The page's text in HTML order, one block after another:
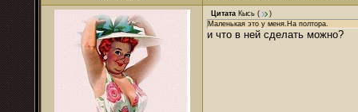
Цитата Кысь (
)
Маленькая это у меня.На полтора.
и что в ней сделать можно?